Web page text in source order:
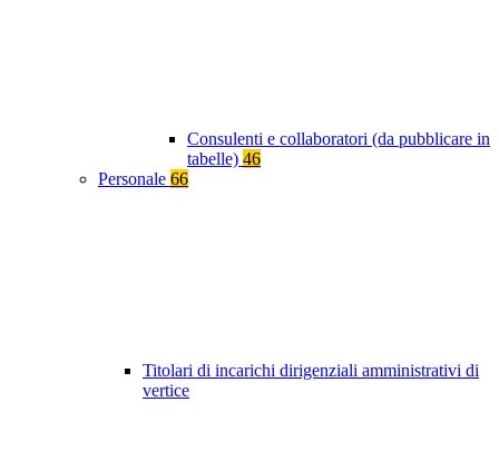
Consulenti e collaboratori (da pubblicare in
tabelle) 46
Personale 66
Titolari di incarichi dirigenziali amministrativi di
vertice